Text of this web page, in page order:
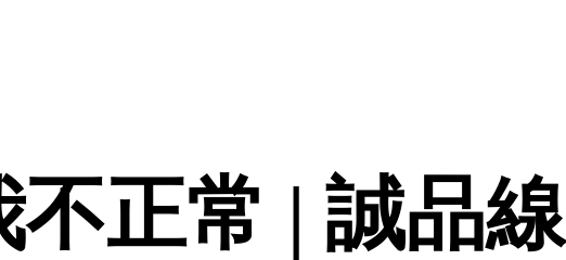
正常 | 誠品